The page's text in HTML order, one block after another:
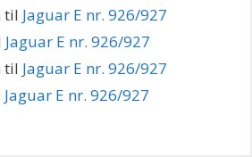
til Jaguar E nr. 926/927
Jaguar E nr. 926/927
til Jaguar E nr. 926/927
Jaguar E nr. 926/927